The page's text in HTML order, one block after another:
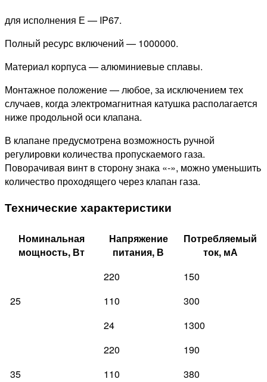
для исполнения Е — IP67.
Полный ресурс включений — 1000000.
Материал корпуса — алюминиевые сплавы.
Монтажное положение — любое, за исключением тех
случаев, когда электромагнитная катушка располагается
ниже продольной оси клапана.
В клапане предусмотрена возможность ручной
регулировки количества пропускаемого газа.
Поворачивая винт в сторону знака «-», можно уменьшить
количество проходящего через клапан газа.
Технические характеристики
Номинальная
мощность, Вт
Напряжение
питания, В
Потребляемый
ток, мА
25
220
150
110
300
24
1300
35
220
190
110
380